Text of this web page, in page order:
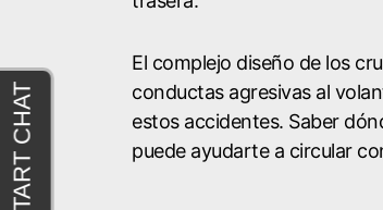
El complejo diseño de los
conductas agresivas al
estos accidentes. Saber
puede ayudarte a circular